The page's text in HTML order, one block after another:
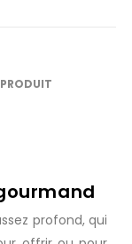
profond, qui